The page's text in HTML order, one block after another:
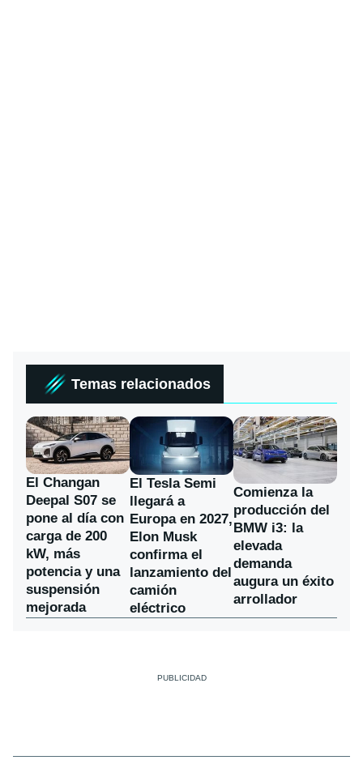
Temas relacionados
El Changan
Deepal S07 se
pone al día con
carga de 200
kW, más
potencia y una
suspensión
mejorada
El Tesla Semi
llegará a
Europa en 2027,
Elon Musk
confirma el
lanzamiento del
camión
eléctrico
Comienza la
producción del
BMW i3: la
elevada
demanda
augura un éxito
arrollador